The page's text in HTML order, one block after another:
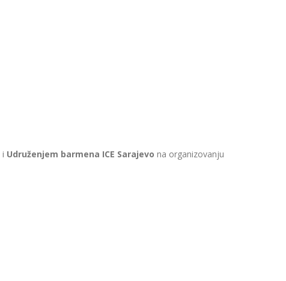
i Udruženjem barmena ICE Sarajevo na organizovanju